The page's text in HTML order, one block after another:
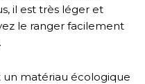
il est très léger et
le ranger facilement
un matériau écologique